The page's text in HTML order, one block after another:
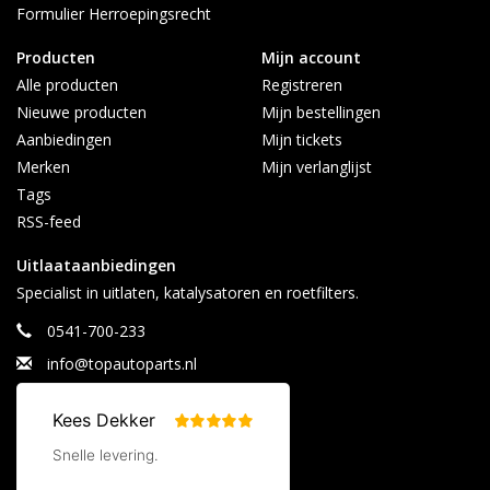
Formulier Herroepingsrecht
Producten
Alle producten
Nieuwe producten
Aanbiedingen
Merken
Tags
RSS-feed
Mijn account
Registreren
Mijn bestellingen
Mijn tickets
Mijn verlanglijst
Uitlaataanbiedingen
Specialist in uitlaten, katalysatoren en roetfilters.
0541-700-233
info@topautoparts.nl